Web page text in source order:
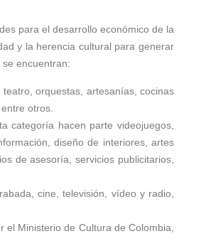
para el desarrollo económico de la
y la herencia cultural para generar
encuentran:
orquestas, artesanías, cocinas
otros.
categoría hacen parte videojuegos,
diseño de interiores, artes
de asesoría, servicios publicitarios,
cine, televisión, vídeo y radio,
Ministerio de Cultura de Colombia,